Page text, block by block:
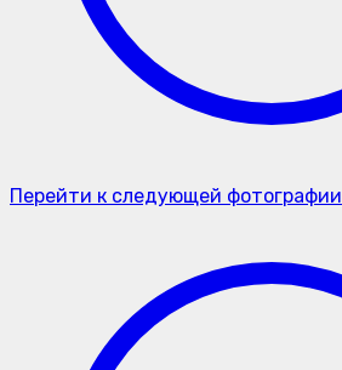
Перейти к следующей фотографии